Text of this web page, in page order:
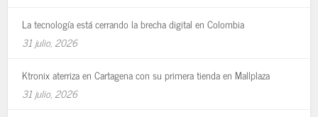
La tecnología está cerrando la brecha digital en Colombia
31 julio, 2026
Ktronix aterriza en Cartagena con su primera tienda en Mallplaza
31 julio, 2026